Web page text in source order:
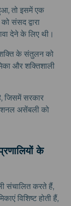
तो इसमें एक
संसद द्वारा
देने के लिए थी।
के संतुलन को
और शक्तिशाली
जिसमें सरकार
असेंबली को
के
संचालित करते हैं,
विशिष्ट होती हैं,